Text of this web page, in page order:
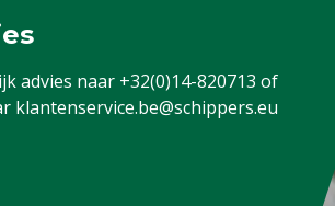
advies naar +32(0)14-820713 of
klantenservice.be@schippers.eu